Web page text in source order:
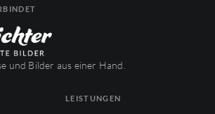
und Bilder aus einer Hand.
LEISTUNGEN